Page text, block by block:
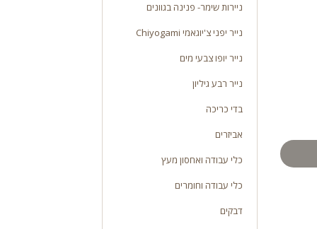
ניירות שימר- פנינה בגוונים
נייר יפני צ'יוגאמי Chiyogami
נייר יופו צבעי מים
נייר רבע גיליון
בדי כריכה
אביזרים
כלי עבודה ואחסון מעץ
כלי עבודה וחומרים
דבקים